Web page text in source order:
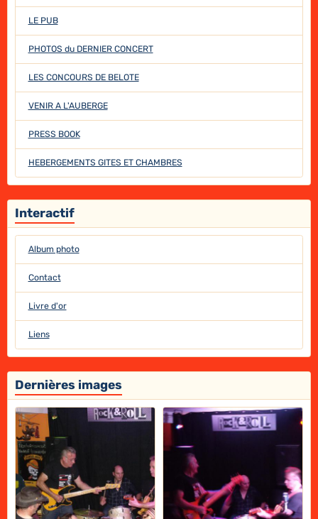
LE PUB
PHOTOS du DERNIER CONCERT
LES CONCOURS DE BELOTE
VENIR A L'AUBERGE
PRESS BOOK
HEBERGEMENTS GITES ET CHAMBRES
Interactif
Album photo
Contact
Livre d'or
Liens
Dernières images